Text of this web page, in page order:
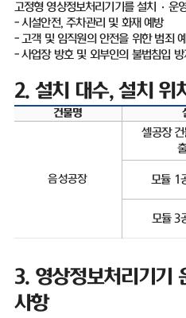
고정형 영상정보처리기기를 설치
· 운
-시설안전,주차관리 및 화재 예방
-고객 및 임직원의 안전을 위한 범죄
-사업장 방호 및 외부인의 불법침입 방
2. 설치 대수,설치 위
건물명
음성공장
셀공장
모듈 1
모듈3
3. 영상정보처리기기
사항